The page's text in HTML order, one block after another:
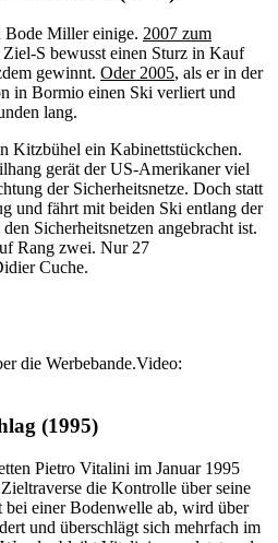
Bode Miller einige. 2007 zum
S bewusst einen Sturz in Kauf
gewinnt. Oder 2005, als er in der
in Bormio einen Ski verliert und
lang.
Kitzbühel ein Kabinettstückchen.
gerät der US-Amerikaner viel
der Sicherheitsnetze. Doch statt
und fährt mit beiden Ski entlang der
Sicherheitsnetzen angebracht ist.
Rang zwei. Nur 27
Cuche.
die Werbebande.Video:
(1995)
Pietro Vitalini im Januar 1995
die Kontrolle über seine
einer Bodenwelle ab, wird über
und überschlägt sich mehrfach im